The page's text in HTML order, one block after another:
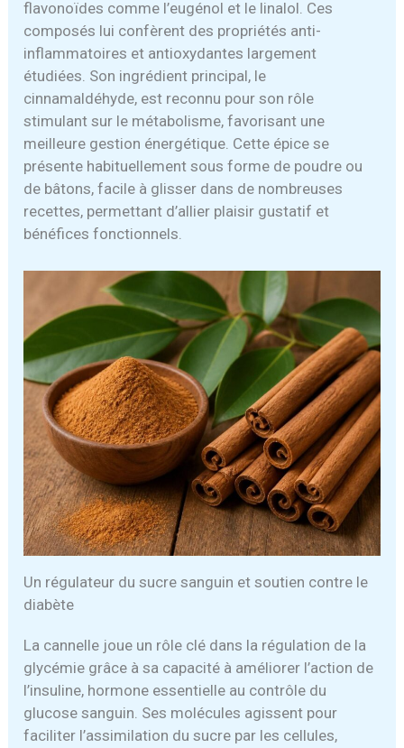
flavonoïdes comme l’eugénol et le linalol. Ces
composés lui confèrent des propriétés anti-
inflammatoires et antioxydantes largement
étudiées. Son ingrédient principal, le
cinnamaldéhyde, est reconnu pour son rôle
stimulant sur le métabolisme, favorisant une
meilleure gestion énergétique. Cette épice se
présente habituellement sous forme de poudre ou
de bâtons, facile à glisser dans de nombreuses
recettes, permettant d’allier plaisir gustatif et
bénéfices fonctionnels.
Un régulateur du sucre sanguin et soutien contre le
diabète
La cannelle joue un rôle clé dans la régulation de la
glycémie grâce à sa capacité à améliorer l’action de
l’insuline, hormone essentielle au contrôle du
glucose sanguin. Ses molécules agissent pour
faciliter l’assimilation du sucre par les cellules,